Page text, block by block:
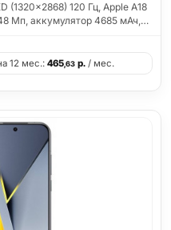
(1320x2868) 120 Гц, Apple A18
Мп, аккумулятор 4685 мАч,…
12 мес.: 465,63 р. / мес.